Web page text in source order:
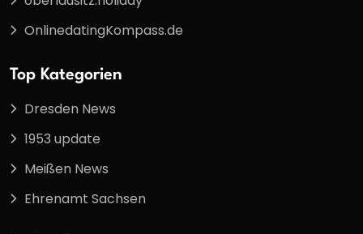
OnlinedatingKompass.de
Top Kategorien
Dresden News
1953 update
Meißen News
Ehrenamt Sachsen